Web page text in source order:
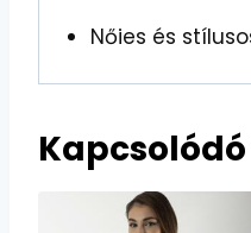
Nőies és